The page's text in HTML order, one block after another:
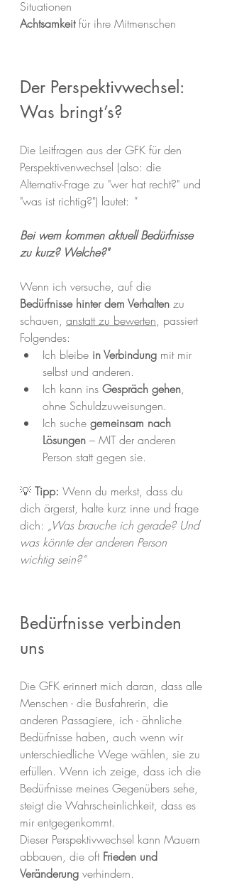
Situationen
Achtsamkeit für ihre Mitmenschen
Der Perspektivwechsel:
Was bringt’s?
Die Leitfragen aus der GFK für den
Perspektivenwechsel (also: die
Alternativ-Frage zu "wer hat recht?" und
"was ist richtig?") lautet: "
Bei wem kommen aktuell Bedürfnisse
zu kurz? Welche?"
Wenn ich versuche, auf die
Bedürfnisse hinter dem Verhalten zu
schauen, anstatt zu bewerten, passiert
Folgendes:
Ich bleibe in Verbindung mit mir
selbst und anderen.
Ich kann ins Gespräch gehen,
ohne Schuldzuweisungen.
Ich suche gemeinsam nach
Lösungen – MIT der anderen
Person statt gegen sie.
💡 Tipp: Wenn du merkst, dass du
dich ärgerst, halte kurz inne und frage
dich: „Was brauche ich gerade? Und
was könnte der anderen Person
wichtig sein?“
Bedürfnisse verbinden
uns
Die GFK erinnert mich daran, dass alle
Menschen - die Busfahrerin, die
anderen Passagiere, ich - ähnliche
Bedürfnisse haben, auch wenn wir
unterschiedliche Wege wählen, sie zu
erfüllen. Wenn ich zeige, dass ich die
Bedürfnisse meines Gegenübers sehe,
steigt die Wahrscheinlichkeit, dass es
mir entgegenkommt.
Dieser Perspektivwechsel kann Mauern
abbauen, die oft Frieden und
Veränderung verhindern.